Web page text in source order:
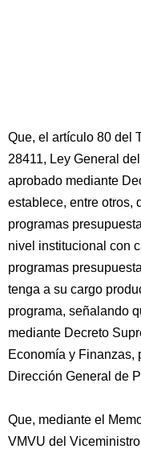
Que, el artículo 80 del
28411, Ley General
aprobado mediante
establece, entre otros,
programas
nivel institucional con
programas
tenga a su cargo
programa, señalando
mediante Decreto
Economía y Finanzas,
Dirección General de
Que, mediante el
VMVU del